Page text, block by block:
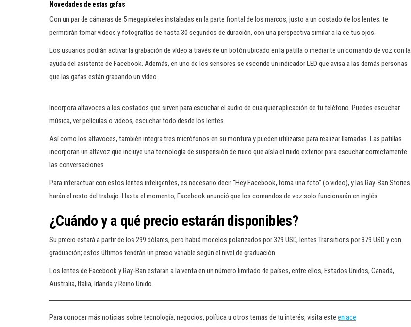
Novedades de estas gafas
Con un par de cámaras de 5 megapíxeles instaladas en la parte frontal de los marcos, justo a un costado de los lentes; te
permitirán tomar videos y fotografías de hasta 30 segundos de duración, con una perspectiva similar a la de tus ojos.
Los usuarios podrán activar la grabación de vídeo a través de un botón ubicado en la patilla o mediante un comando de voz con la
ayuda del asistente de Facebook. Además, en uno de los sensores se esconde un indicador LED que avisa a las demás personas
que las gafas están grabando un vídeo.
Incorpora altavoces a los costados que sirven para escuchar el audio de cualquier aplicación de tu teléfono. Puedes escuchar
música, ver películas o videos, escuchar todo desde los lentes.
Así como los altavoces, también integra tres micrófonos en su montura y pueden utilizarse para realizar llamadas. Las patillas
incorporan un altavoz que incluye una tecnología de suspensión de ruido que aísla el ruido exterior para escuchar correctamente
las conversaciones.
Para interactuar con estos lentes inteligentes, es necesario decir “Hey Facebook, toma una foto” (o video), y las Ray-Ban Stories
harán el resto del trabajo. Hasta el momento, Facebook anunció que los comandos de voz solo funcionarán en inglés.
¿Cuándo y a qué precio estarán disponibles?
Su precio estará a partir de los 299 dólares, pero habrá modelos polarizados por 329 USD, lentes Transitions por 379 USD y con
graduación; estos últimos tendrán un precio variable según el nivel de graduación.
Los lentes de Facebook y Ray-Ban estarán a la venta en un número limitado de países, entre ellos, Estados Unidos, Canadá,
Australia, Italia, Irlanda y Reino Unido.
Para conocer más noticias sobre tecnología, negocios, política u otros temas de tu interés, visita este enlace